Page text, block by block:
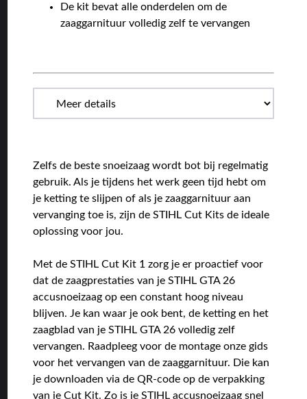
De kit bevat alle onderdelen om de
zaaggarnituur volledig zelf te vervangen
Zelfs de beste snoeizaag wordt bot bij regelmatig
gebruik. Als je tijdens het werk geen tijd hebt om
je ketting te slijpen of als je zaaggarnituur aan
vervanging toe is, zijn de STIHL Cut Kits de ideale
oplossing voor jou.
Met de STIHL Cut Kit 1 zorg je er proactief voor
dat de zaagprestaties van je STIHL GTA 26
accusnoeizaag op een constant hoog niveau
blijven. Je kan waar je ook bent, de ketting en het
zaagblad van je STIHL GTA 26 volledig zelf
vervangen. Raadpleeg voor de montage onze gids
voor het vervangen van de zaaggarnituur. Die kan
je downloaden via de QR-code op de verpakking
van je Cut Kit. Zo is je STIHL accusnoeizaag snel